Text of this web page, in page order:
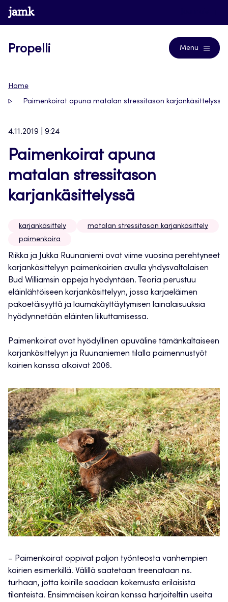
Siirry
suoraan
www.jamk.fi
Propelli Menu
Home
Paimenkoirat apuna matalan stressitason karjankäsittelyssä
4.11.2019 | 9:24
Paimenkoirat apuna
matalan stressitason
karjankäsittelyssä
karjankäsittely
matalan stressitason karjankäsittely
paimenkoira
Riikka ja Jukka Ruunaniemi ovat viime vuosina perehtyneet
karjankäsittelyyn paimenkoirien avulla yhdysvaltalaisen
Bud Williamsin oppeja hyödyntäen. Teoria perustuu
eläinlähtöiseen karjankäsittelyyn, jossa karjaeläimen
pakoetäisyyttä ja laumakäyttäytymisen lainalaisuuksia
hyödynnetään eläinten liikuttamisessa.
Paimenkoirat ovat hyödyllinen apuväline tämänkaltaiseen
karjankäsittelyyn ja Ruunaniemen tilalla paimennustyöt
koirien kanssa alkoivat 2006.
– Paimenkoirat oppivat paljon työnteosta vanhempien
koirien esimerkillä. Välillä saatetaan treenataan ns.
turhaan, jotta koirille saadaan kokemusta erilaisista
tilanteista. Ensimmäisen koiran kanssa harjoiteltiin useita